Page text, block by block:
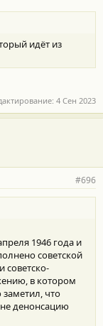
идёт из
4 Сен 2023
#696
1946 года и
советской
советско-
в котором
что
не денонсацию